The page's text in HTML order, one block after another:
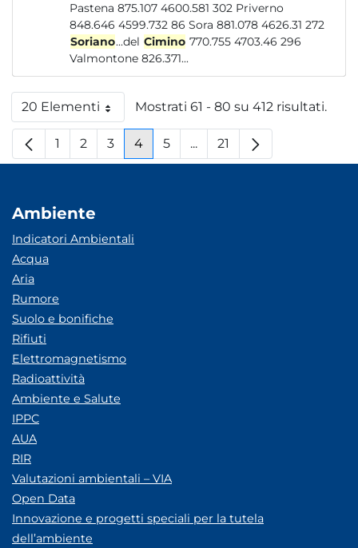
Pastena 875.107 4600.581 302 Priverno
848.646 4599.732 86 Sora 881.078 4626.31 272
Soriano...del Cimino 770.755 4703.46 296
Valmontone 826.371...
20 ElementiPer pagina Mostrati 61 - 80 su 412 risultati.
Pagina
1 Pagina
2 Pagina
3 Pagina
4 Pagina
5 ...Pagine intermedie
Pagina
21
Ambiente
Indicatori Ambientali
Acqua
Aria
Rumore
Suolo e bonifiche
Rifiuti
Elettromagnetismo
Radioattività
Ambiente e Salute
IPPC
AUA
RIR
Valutazioni ambientali – VIA
Open Data
Innovazione e progetti speciali per la tutela
dell’ambiente